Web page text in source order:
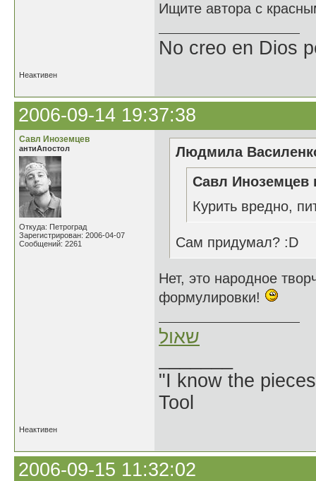
Ищите автора с
No creo en Dios
Неактивен
2006-09-14 19:37:38
Савл Иноземцев
антиАпостол
Откуда: Петроград
Зарегистрирован: 2006-04-07
Сообщений: 2261
Людмила
Савл Иноземцев
Курить вредно,
Сам придумал? :D
Нет, это народное
формулировки!
שאול
"I know the
Tool
Неактивен
2006-09-15 11:32:02